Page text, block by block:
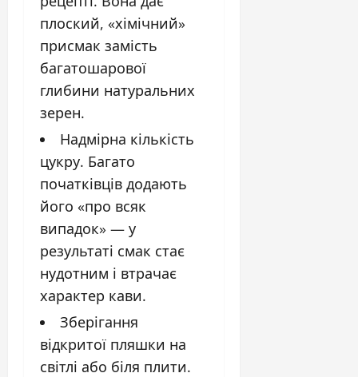
плоский, «хімічний»
присмак замість
багатошарової
глибини натуральних
зерен.
Надмірна кількість
цукру. Багато
початківців додають
його «про всяк
випадок» — у
результаті смак стає
нудотним і втрачає
характер кави.
Зберігання
відкритої пляшки на
світлі або біля плити.